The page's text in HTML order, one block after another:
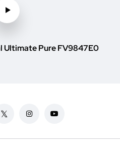
Ultimate Pure FV9847E0